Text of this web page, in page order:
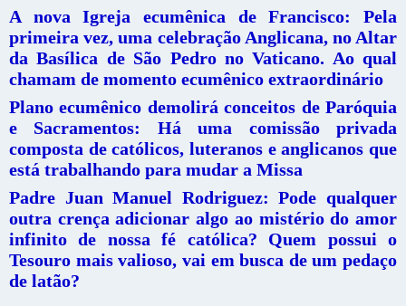
A nova Igreja ecumênica de Francisco: Pela
primeira vez, uma celebração Anglicana, no Altar
da Basílica de São Pedro no Vaticano. Ao qual
chamam de momento ecumênico extraordinário
Plano ecumênico demolirá conceitos de Paróquia
e Sacramentos: Há uma comissão privada
composta de católicos, luteranos e anglicanos que
está trabalhando para mudar a Missa
Padre Juan Manuel Rodriguez: Pode qualquer
outra crença adicionar algo ao mistério do amor
infinito de nossa fé católica? Quem possui o
Tesouro mais valioso, vai em busca de um pedaço
de latão?